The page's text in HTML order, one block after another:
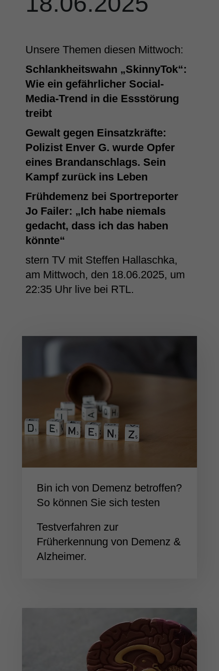
Unsere Themen diesen Mittwoch:
Schlankheitswahn „SkinnyTok“:
Wie ein gefährlicher Social-
Media-Trend in die Essstörung
treibt
Gewalt gegen Einsatzkräfte:
Polizist Enver G. wurde Opfer
eines Brandanschlags. Sein
Kampf zurück ins Leben
Frühdemenz bei Sportreporter
Jo Failer: „Ich habe niemals
gedacht, dass ich das haben
könnte“
stern TV mit Steffen Hallaschka,
am Mittwoch, den 18.06.2025, um
22:35 Uhr live bei RTL.
Bin ich von Demenz betroffen?
So können Sie sich testen
Testverfahren zur
Früherkennung von Demenz &
Alzheimer.